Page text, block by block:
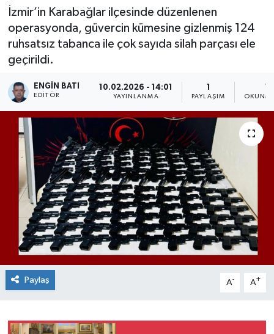
İzmir’in Karabağlar ilçesinde düzenlenen
operasyonda, güvercin kümesine gizlenmiş 124
ruhsatsız tabanca ile çok sayıda silah parçası ele
geçirildi.
ENGIN BATI
EDITÖR
10.02.2026 - 14:01
YAYINLANMA PAYLAŞIM
Paylaş A- A+